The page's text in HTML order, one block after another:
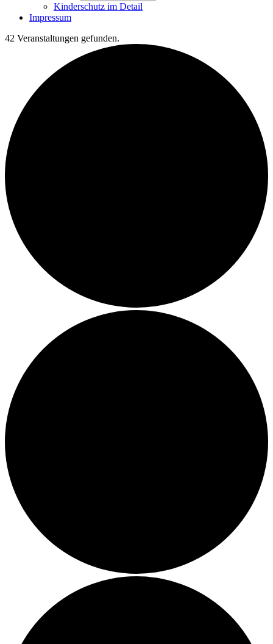
Kinderschutz im Detail
Impressum
42 Veranstaltungen gefunden.